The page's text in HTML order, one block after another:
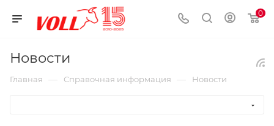
0
Новости
Главная — Справочная информация — Новости